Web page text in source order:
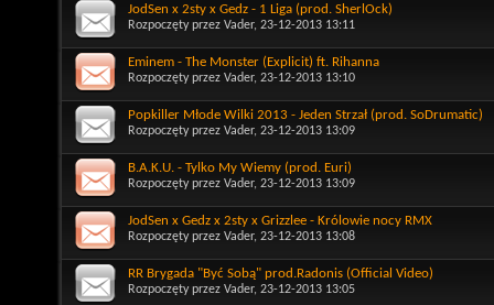
JodSen x 2sty x Gedz - 1 Liga (prod. SherlOck)
Rozpoczęty przez Vader, 23-12-2013 13:11
Eminem - The Monster (Explicit) ft. Rihanna
Rozpoczęty przez Vader, 23-12-2013 13:10
Popkiller Młode Wilki 2013 - Jeden Strzał (prod. SoDrumatic)
Rozpoczęty przez Vader, 23-12-2013 13:09
B.A.K.U. - Tylko My Wiemy (prod. Euri)
Rozpoczęty przez Vader, 23-12-2013 13:09
JodSen x Gedz x 2sty x Grizzlee - Królowie nocy RMX
Rozpoczęty przez Vader, 23-12-2013 13:08
RR Brygada "Być Sobą" prod.Radonis (Official Video)
Rozpoczęty przez Vader, 23-12-2013 13:05